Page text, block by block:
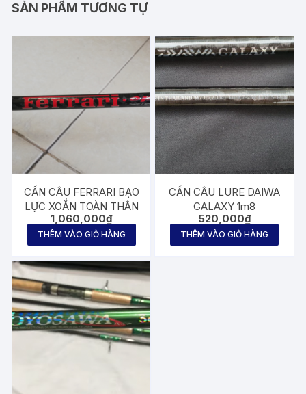
SẢN PHẨM TƯƠNG TỰ
CẦN CÂU FERRARI BẠO
LỰC XOẮN TOÀN THÂN
1,060,000₫
THÊM VÀO GIỎ HÀNG
CẦN CÂU LURE DAIWA
GALAXY 1m8
520,000₫
THÊM VÀO GIỎ HÀNG